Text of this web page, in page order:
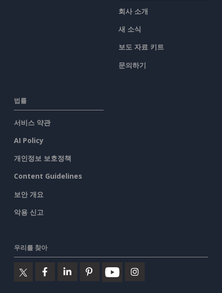
회사 소개
새 소식
보도 자료 키트
문의하기
법률
서비스 약관
AI Policy
개인정보 보호정책
Content Guidelines
보안 개요
악용 신고
우리를 찾아